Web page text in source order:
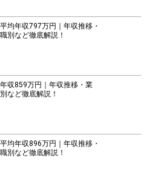
均年収797万円｜年収推移・
別など徹底解説！
年収859万円｜年収推移・業
など徹底解説！
均年収896万円｜年収推移・
別など徹底解説！